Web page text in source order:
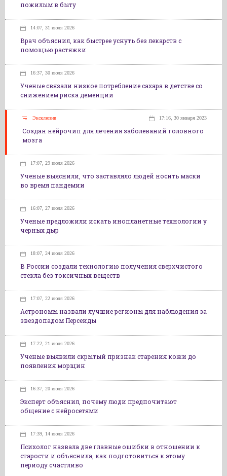
пожилым в быту
14:07, 31 июля 2026
Врач объяснил, как быстрее уснуть без лекарств с
помощью растяжки
16:37, 30 июля 2026
Ученые связали низкое потребление сахара в детстве со
снижением риска деменции
Эксклюзив 17:16, 30 января 2023
Создан нейрочип для лечения заболеваний головного
мозга
17:07, 29 июля 2026
Ученые выяснили, что заставляло людей носить маски
во время пандемии
16:07, 27 июля 2026
Ученые предложили искать инопланетные технологии у
черных дыр
18:07, 24 июля 2026
В России создали технологию получения сверхчистого
стекла без токсичных веществ
17:07, 22 июля 2026
Астрономы назвали лучшие регионы для наблюдения за
звездопадом Персеиды
17:22, 21 июля 2026
Ученые выявили скрытый признак старения кожи до
появления морщин
16:37, 20 июля 2026
Эксперт объяснил, почему люди предпочитают
общение с нейросетями
17:39, 14 июля 2026
Психолог назвала две главные ошибки в отношении к
старости и объяснила, как подготовиться к этому
периоду счастливо